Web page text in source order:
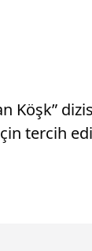
Köşk”
tercih